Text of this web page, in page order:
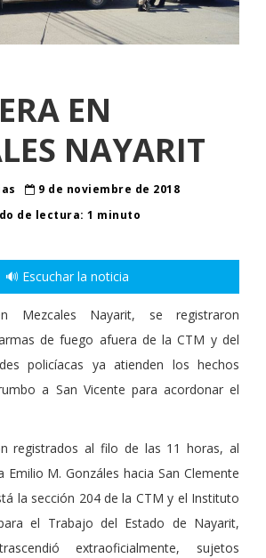
EN
NAYARIT
9 de noviembre de 2018
de lectura: 1 minuto
🔊 Escuchar la noticia
Mezcales Nayarit, se registraron
de fuego afuera de la CTM y del
policíacas ya atienden los hechos
a San Vicente para acordonar el
registrados al filo de las 11 horas, al
Emilio M. Gonzáles hacia San Clemente
la sección 204 de la CTM y el Instituto
el Trabajo del Estado de Nayarit,
extraoficialmente, sujetos